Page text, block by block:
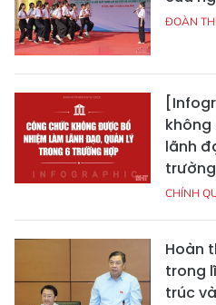
ĐOÀN
lãnh
CHÍNH
Hoàn
trong
trúc